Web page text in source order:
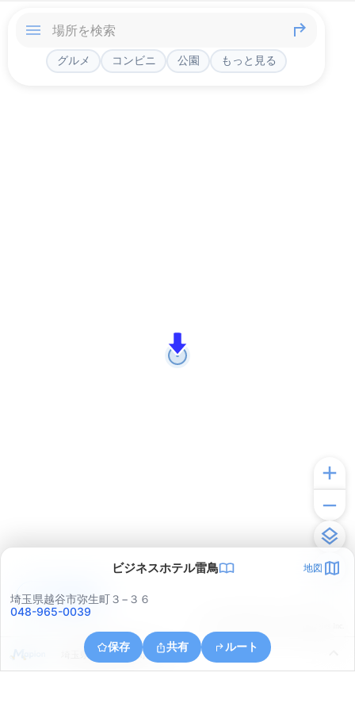
グルメ コンビニ 公園 もっと見る
ビジネスホテル雷鳥 地図
埼玉県越谷市弥生町３−３６
048-965-0039
保存 共有 ルート
埼玉県越谷市登戸町１３
アプリで見る